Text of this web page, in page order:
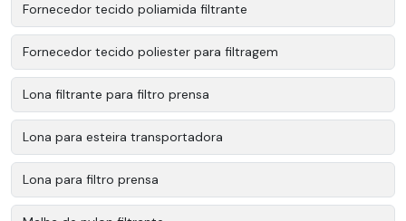
Fornecedor tecido poliamida filtrante
Fornecedor tecido poliester para filtragem
Lona filtrante para filtro prensa
Lona para esteira transportadora
Lona para filtro prensa